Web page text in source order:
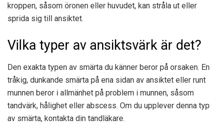
kroppen, såsom öronen eller huvudet, kan stråla ut eller
sprida sig till ansiktet.
Vilka typer av ansiktsvärk är det?
Den exakta typen av smärta du känner beror på orsaken. En
tråkig, dunkande smärta på ena sidan av ansiktet eller runt
munnen beror i allmänhet på problem i munnen, såsom
tandvärk, hålighet eller abscess. Om du upplever denna typ
av smärta, kontakta din tandläkare.